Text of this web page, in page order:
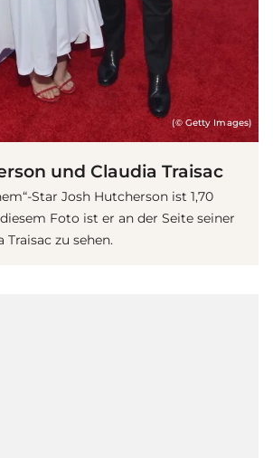
(© Getty Images)
und Claudia Traisac
Star Josh Hutcherson ist 1,70
Foto ist er an der Seite seiner
Traisac zu sehen.